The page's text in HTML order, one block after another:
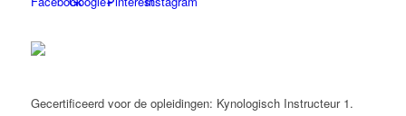
Gecertificeerd voor de opleidingen: Kynologisch Instructeur 1.